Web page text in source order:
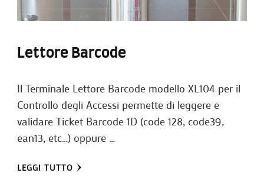
Lettore Barcode
Il Terminale Lettore Barcode modello XL104 per il
Controllo degli Accessi permette di leggere e
validare Ticket Barcode 1D (code 128, code39,
ean13, etc…) oppure …
LEGGI TUTTO